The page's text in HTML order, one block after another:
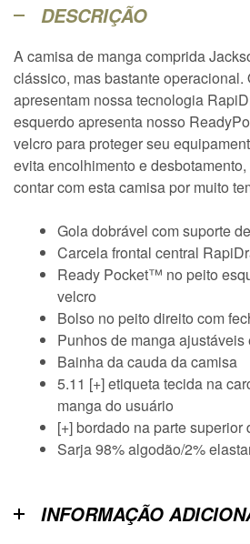
DESCRIÇÃO
A camisa de manga comprida
clássico, mas bastante operacional.
apresentam nossa tecnologia
esquerdo apresenta nosso
velcro para proteger seu
evita encolhimento e
contar com esta camisa por muito
Gola dobrável com suporte
Carcela frontal central
Ready Pocket™ no peito
velcro
Bolso no peito direito com
Punhos de manga
Bainha da cauda da camisa
5.11 [+] etiqueta tecida na
manga do usuário
[+] bordado na parte superior
Sarja 98% algodão/2%
INFORMAÇÃO